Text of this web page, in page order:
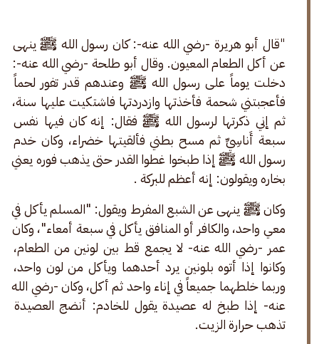
"قال أبو هريرة -رضي الله عنه-: كان رسول الله ﷺ ينهى
عن أكل الطعام المعيون. وقال أبو طلحة -رضي الله عنه-:
دخلت يوماً على رسول الله ﷺ وعندهم قدر تفور لحماً
فأعجبتني شحمة فأخذتها وازدردتها فاشتكيت عليها سنة،
ثم إني ذكرتها لرسول الله ﷺ فقال: إنه كان فيها نفس
سبعة أَناسِيِّ ثم مسح بطني فألقيتها خضراء، وكان خدم
رسول الله ﷺ إذا طبخوا غطوا القدر حتى يذهب فوره يعني
بخاره ويقولون: إنه أعظم للبركة .
وكان ﷺ ينهى عن الشبع المفرط ويقول: "المسلم يأكل في
معي واحد، والكافر أو المنافق يأكل في سبعة أمعاء"، وكان
عمر -رضي الله عنه- لا يجمع قط بين لونين من الطعام،
وكانوا إذا أتوه بلونين يرد أحدهما ويأكل من لون واحد،
وربما خلطهما جميعاً في إناء واحد ثم أكل، وكان -رضي الله
عنه- إذا طبخ له عصيدة يقول للخادم: أنضج العصيدة
تذهب حرارة الزيت.